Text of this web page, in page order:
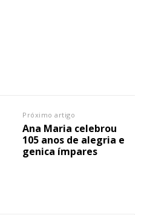
Próximo artigo
Ana Maria celebrou
105 anos de alegria e
genica ímpares